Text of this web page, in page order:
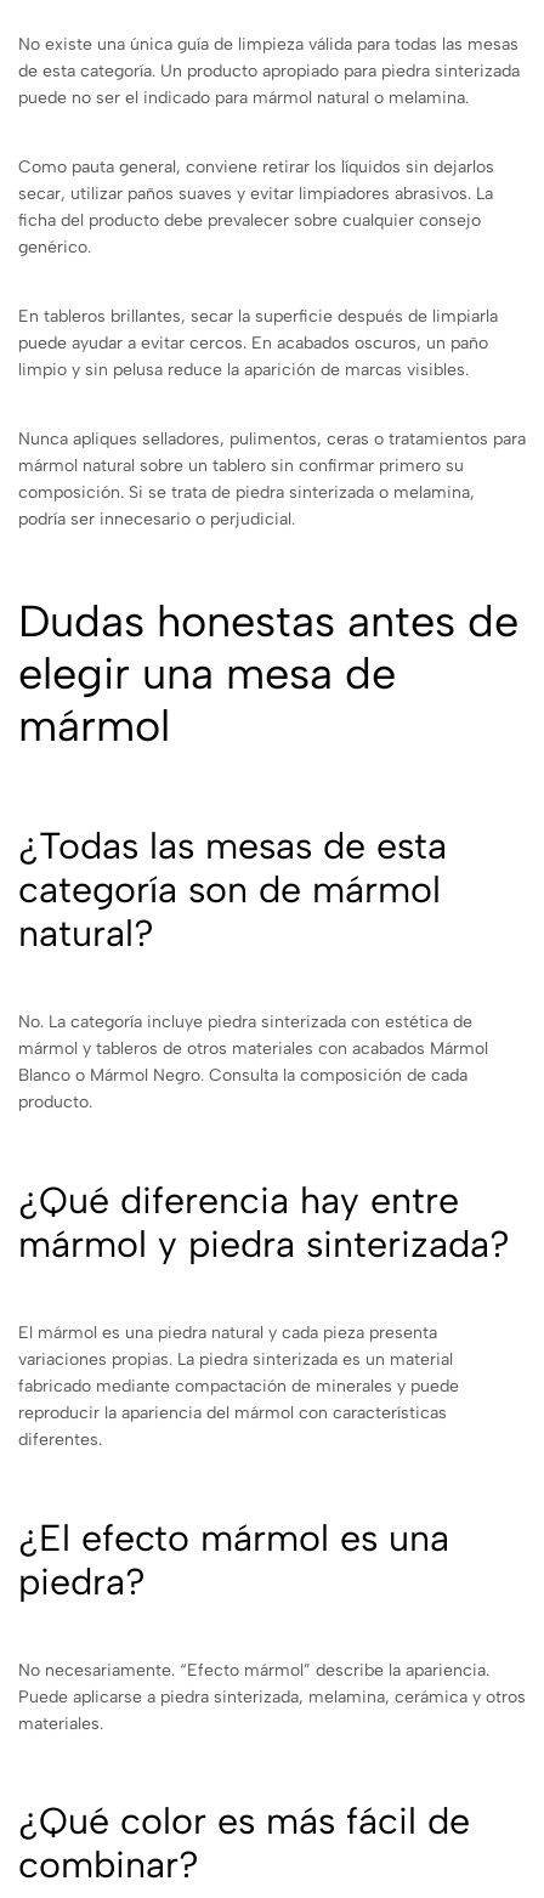
No existe una única guía de limpieza válida para todas las mesas
de esta categoría. Un producto apropiado para piedra sinterizada
puede no ser el indicado para mármol natural o melamina.
Como pauta general, conviene retirar los líquidos sin dejarlos
secar, utilizar paños suaves y evitar limpiadores abrasivos. La
ficha del producto debe prevalecer sobre cualquier consejo
genérico.
En tableros brillantes, secar la superficie después de limpiarla
puede ayudar a evitar cercos. En acabados oscuros, un paño
limpio y sin pelusa reduce la aparición de marcas visibles.
Nunca apliques selladores, pulimentos, ceras o tratamientos para
mármol natural sobre un tablero sin confirmar primero su
composición. Si se trata de piedra sinterizada o melamina,
podría ser innecesario o perjudicial.
Dudas honestas antes de
elegir una mesa de
mármol
¿Todas las mesas de esta
categoría son de mármol
natural?
No. La categoría incluye piedra sinterizada con estética de
mármol y tableros de otros materiales con acabados Mármol
Blanco o Mármol Negro. Consulta la composición de cada
producto.
¿Qué diferencia hay entre
mármol y piedra sinterizada?
El mármol es una piedra natural y cada pieza presenta
variaciones propias. La piedra sinterizada es un material
fabricado mediante compactación de minerales y puede
reproducir la apariencia del mármol con características
diferentes.
¿El efecto mármol es una
piedra?
No necesariamente. “Efecto mármol” describe la apariencia.
Puede aplicarse a piedra sinterizada, melamina, cerámica y otros
materiales.
¿Qué color es más fácil de
combinar?